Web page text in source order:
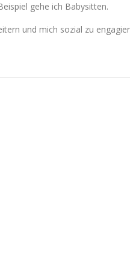
gehe ich Babysitten.
und mich sozial zu